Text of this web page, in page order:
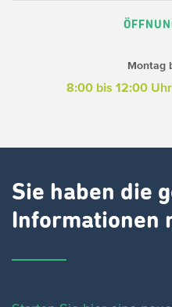
Montag
8:00 bis 12:00 Uhr
Sie haben die
Informationen